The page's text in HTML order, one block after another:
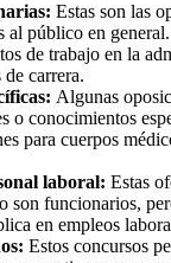
Estas son las
al público en
de trabajo en la
carrera.
Algunas
o conocimientos
para cuerpos
laboral: Estas
son funcionarios,
en empleos
Estos concursos